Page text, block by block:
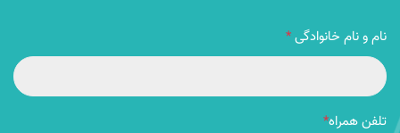
نام و نام خانوادگی*
تلفن همراه*